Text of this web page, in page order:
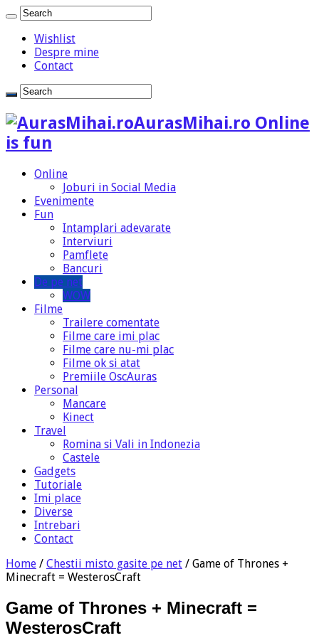
Wishlist
Despre mine
Contact
AurasMihai.ro Online
is fun
Online
Joburi in Social Media
Evenimente
Fun
Intamplari adevarate
Interviuri
Pamflete
Bancuri
De pe net
WOW
Filme
Trailere comentate
Filme care imi plac
Filme care nu-mi plac
Filme ok si atat
Premiile OscAuras
Personal
Mancare
Kinect
Travel
Romina si Vali in Indonezia
Castele
Gadgets
Tutoriale
Imi place
Diverse
Intrebari
Contact
Home / Chestii misto gasite pe net / Game of Thrones +
Minecraft = WesterosCraft
Game of Thrones + Minecraft =
WesterosCraft